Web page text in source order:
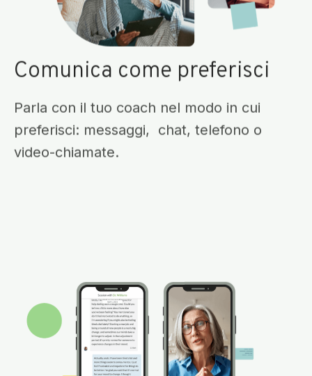
Comunica come preferisci
Parla con il tuo coach nel modo in cui
preferisci: messaggi, chat, telefono o
video-chiamate.